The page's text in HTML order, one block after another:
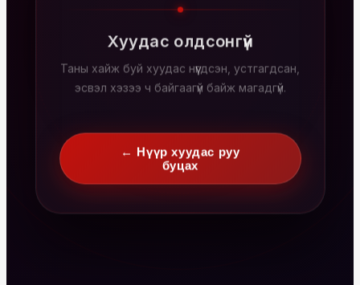
Хуудас олдсонгүй
Таны хайж буй хуудас нүүгдсэн, устгагдсан,
эсвэл хэзээ ч байгаагүй байж магадгүй.
← Нүүр хуудас руу
буцах